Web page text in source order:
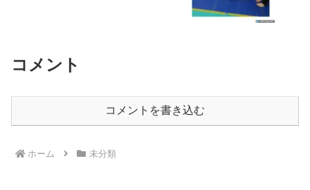
コメント
コメントを書き込む
ホーム 未分類